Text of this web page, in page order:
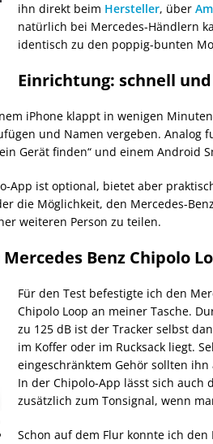
ihn direkt beim Hersteller, über
natürlich bei Mercedes-Händlern
identisch zu den poppig-bunten
Einrichtung: schnell
iPhone klappt in wenigen Minuten:
und Namen vergeben. Analog
Gerät finden“ und einem Android
ist optional, bietet aber
die Möglichkeit, den Mercedes-Benz
weiteren Person zu teilen.
Benz Chipolo
Für den Test befestigte ich den
Chipolo Loop an meiner Tasche.
zu 125 dB ist der Tracker selbst
im Koffer oder im Rucksack liegt.
eingeschränktem Gehör sollten
In der Chipolo-App lässt sich auch
zusätzlich zum Tonsignal, wenn
Schon auf dem Flur konnte ich